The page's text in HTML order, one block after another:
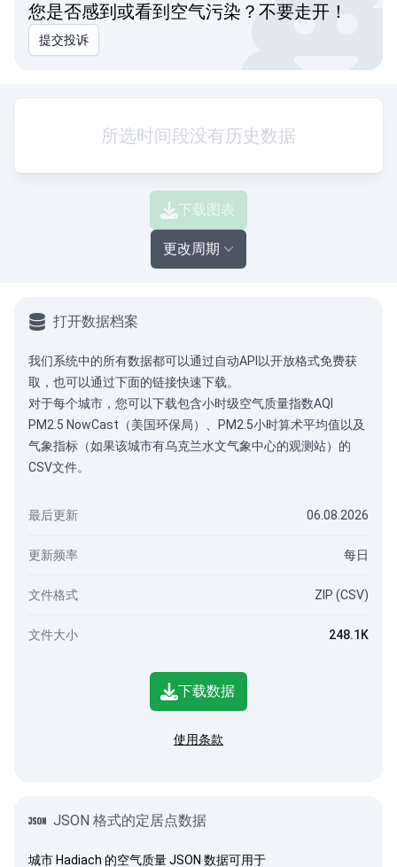
您是否感到或看到空气污染？不要走开！
提交投诉
所选时间段没有历史数据
下载图表
更改周期
打开数据档案
我们系统中的所有数据都可以通过自动API 以开放格式免费获
取，也可以通过下面的链接快速下载。
对于每个城市，您可以下载包含小时级空气质量指数AQI
PM2.5 NowCast（美国环保局）、PM2.5小时算术平均值以及
气象指标（如果该城市有乌克兰水文气象中心的观测站）的
CSV文件。
最后更新 06.08.2026
更新频率 每日
文件格式 ZIP (CSV)
文件大小 248.1K
下载数据
使用条款
JSON 格式的定居点数据
城市 Hadiach 的空气质量 JSON 数据可用于